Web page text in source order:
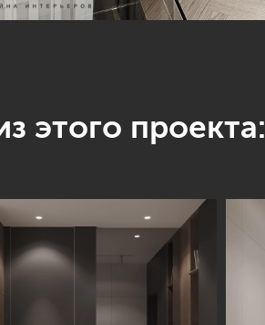
этого проекта: